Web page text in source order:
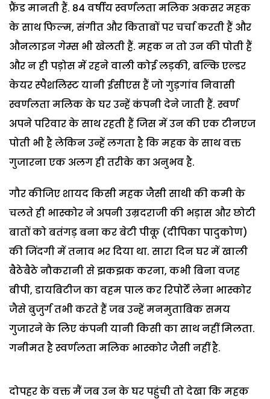
फ्रैंड मानती हैं. 84 वर्षीय स्वर्णलता मलिक अकसर महक
के साथ फिल्म, संगीत और किताबों पर चर्चा करती हैं और
औनलाइन गेम्स भी खेलती हैं. महक न तो उन की पोती हैं
और न ही पड़ोस में रहने वाली कोई लड़की, बल्कि एल्डर
केयर स्पैशलिस्ट यानी ईसीएस हैं जो गुड़गांव निवासी
स्वर्णलता मलिक के घर उन्हें कंपनी देने जाती हैं. स्वर्ण
अपने परिवार के साथ रहती हैं जिस में उन की एक टीनएज
पोती भी है लेकिन उन्हें लगता है कि महक के साथ वक्त
गुजारना एक अलग ही तरीके का अनुभव है.
गौर कीजिए शायद किसी महक जैसी साथी की कमी के
चलते ही भास्कोर ने अपनी उम्रदराजी की भड़ास और छोटी
बातों को बतंगड़ बना कर बेटी पीकू (दीपिका पादुकोण)
की जिंदगी में तनाव भर दिया था. सारा दिन घर में खाली
बैठेबैठे नौकरानी से झकझक करना, कभी बिना वजह
बीपी, डायबिटीज का वहम पाल कर रिपोर्टें लेना भास्कोर
जैसे बुजुर्ग तभी करते हैं जब उन्हें मनमुताबिक समय
गुजारने के लिए कंपनी यानी किसी का साथ नहीं मिलता.
गनीमत है स्वर्णलता मलिक भास्कोर जैसी नहीं है.
दोपहर के वक्त मैं जब उन के घर पहुंची तो देखा कि महक